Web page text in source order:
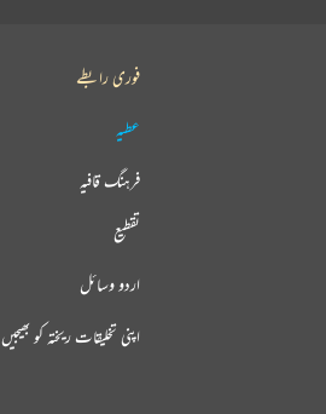
فوری رابطے
عطیہ
فرہنگ قافیہ
تقطیع
اردو وسائل
اپنی تخلیقات ریختہ کو بھیجیں